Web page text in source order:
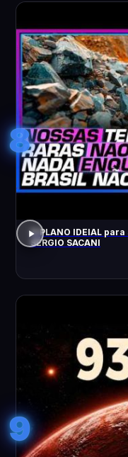
8
O PLANO IDEIAL para
SÉRGIO SACANI
9